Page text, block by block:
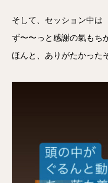
そして、セッション中は
ず〜〜っと感謝の氣もち
ほんと、ありがたかった